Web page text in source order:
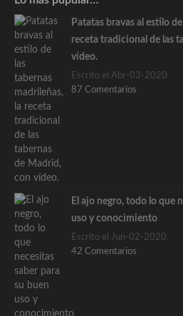
Patatas bravas al estilo
receta tradicional de las
vídeo.
Escrito el Abr-03-2020
87 Comentarios
El ajo negro, todo lo que
uso y conocimiento
Escrito el Jun-02-2020
42 Comentarios